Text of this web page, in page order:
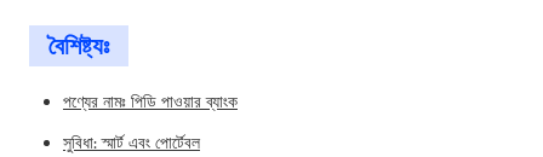
বৈশিষ্ট্যঃ
পণ্যের নামঃ পিডি পাওয়ার ব্যাংক
সুবিধা: স্মার্ট এবং পোর্টেবল